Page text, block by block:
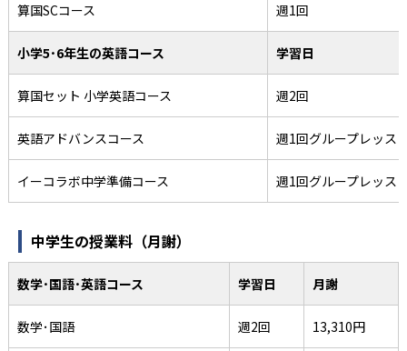
算国SCコース 週1回
小学5･6年生の英語コース 学習日
算国セット 小学英語コース 週2回
英語アドバンスコース 週1回グループレッス
イーコラボ中学準備コース 週1回グループレッス
中学生の授業料（月謝）
数学･国語･英語コース 学習日 月謝
数学･国語 週2回 13,310円